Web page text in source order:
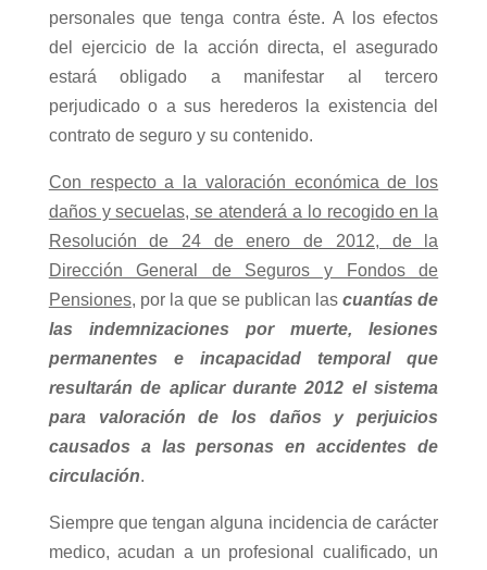
personales que tenga contra éste. A los efectos
del ejercicio de la acción directa, el asegurado
estará obligado a manifestar al tercero
perjudicado o a sus herederos la existencia del
contrato de seguro y su contenido.
Con respecto a la valoración económica de los
daños y secuelas, se atenderá a lo recogido en la
Resolución de 24 de enero de 2012, de la
Dirección General de Seguros y Fondos de
Pensiones, por la que se publican las cuantías de
las indemnizaciones por muerte, lesiones
permanentes e incapacidad temporal que
resultarán de aplicar durante 2012 el sistema
para valoración de los daños y perjuicios
causados a las personas en accidentes de
circulación.
Siempre que tengan alguna incidencia de carácter
medico, acudan a un profesional cualificado, un